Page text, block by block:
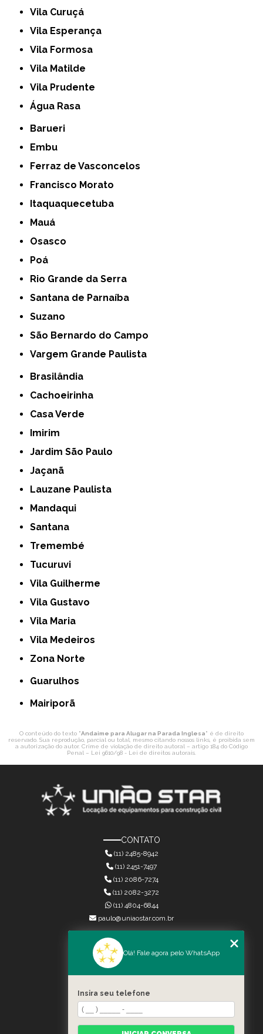
Vila Curuçá
Vila Esperança
Vila Formosa
Vila Matilde
Vila Prudente
Água Rasa
Barueri
Embu
Ferraz de Vasconcelos
Francisco Morato
Itaquaquecetuba
Mauá
Osasco
Poá
Rio Grande da Serra
Santana de Parnaíba
Suzano
São Bernardo do Campo
Vargem Grande Paulista
Brasilândia
Cachoeirinha
Casa Verde
Imirim
Jardim São Paulo
Jaçanã
Lauzane Paulista
Mandaqui
Santana
Tremembé
Tucuruvi
Vila Guilherme
Vila Gustavo
Vila Maria
Vila Medeiros
Zona Norte
Guarulhos
Mairiporã
O conteúdo do texto "Andaime para Alugar na Parada Inglesa" é de direito
reservado. Sua reprodução, parcial ou total, mesmo citando nossos links, é proibida sem
a autorização do autor. Crime de violação de direito autoral – artigo 184 do Código
Penal – Lei 9610/98 - Lei de direitos autorais.
CONTATO
(11) 2485-8942
(11) 2451-7497
(11) 2086-7274
(11) 4804-6844
(11) 2082-3272
paulo@uniaostar.com.br
MENU
QUEM SOMOS
SERVIÇOS
CONTATO
CATEGORIAS
MAPA DO SITE
Olá! Fale agora pelo WhatsApp
Insira seu telefone